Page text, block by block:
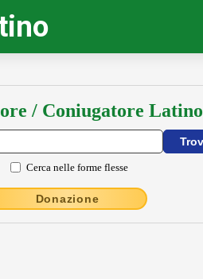
/ Coniugatore Latino
Cerca nelle forme flesse
Donazione